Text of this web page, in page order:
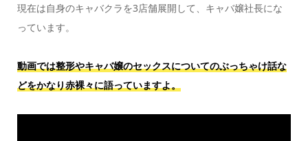
現在は自身のキャバクラを3店舗展開して、キャバ嬢社長にな
っています。
動画では整形やキャバ嬢のセックスについてのぶっちゃけ話な
どをかなり赤裸々に語っていますよ。